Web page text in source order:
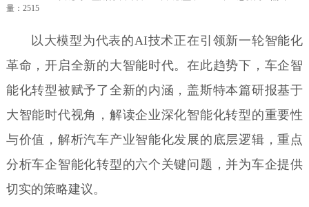
量：2515
以大模型为代表的AI技术正在引领新一轮智能化
革命，开启全新的大智能时代。在此趋势下，车企智
能化转型被赋予了全新的内涵，盖斯特本篇研报基于
大智能时代视角，解读企业深化智能化转型的重要性
与价值，解析汽车产业智能化发展的底层逻辑，重点
分析车企智能化转型的六个关键问题，并为车企提供
切实的策略建议。